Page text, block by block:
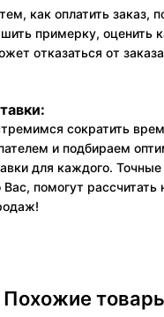
как оплатить заказ,
примерку, оценить
отказаться от
сократить
и подбираем
для каждого.
помогут рассчитать
Похожие